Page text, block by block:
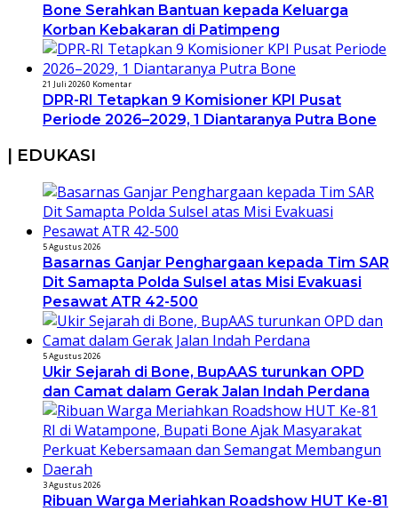
Bone Serahkan Bantuan kepada Keluarga
Korban Kebakaran di Patimpeng
21 Juli 20260 Komentar
DPR-RI Tetapkan 9 Komisioner KPI Pusat
Periode 2026–2029, 1 Diantaranya Putra Bone
| EDUKASI
5 Agustus 2026
Basarnas Ganjar Penghargaan kepada Tim SAR
Dit Samapta Polda Sulsel atas Misi Evakuasi
Pesawat ATR 42-500
5 Agustus 2026
Ukir Sejarah di Bone, BupAAS turunkan OPD
dan Camat dalam Gerak Jalan Indah Perdana
3 Agustus 2026
Ribuan Warga Meriahkan Roadshow HUT Ke-81